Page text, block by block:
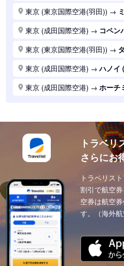
東京 (東京国際空港(羽田))
東京 (東京国際空港(羽田))
東京 (東京国際空港(羽田))
東京 (東京国際空港(羽田))
東京 (東京国際空港(羽田))
東京 (東京国際空港(羽田))→
東京 (東京国際空港(羽田))→
東京 (東京国際空港(羽田))→
東京 (東京国際空港(羽田)) →
東京 (東京国際空港(羽田))→
東京 (東京国際空港(羽田))→
東京 (東京国際空港(羽田))→
東京 (東京国際空港(羽田))→
東京 (東京国際空港(羽田)) →
東京 (成田国際空港) → コペン
東京 (東京国際空港(羽田)) →
東京 (成田国際空港) → ハノイ
東京 (成田国際空港) → ホーチ
東京 (東京国際空港(羽田))→
東京 (成田国際空港) →ドーハ
東京 (成田国際空港) →アブダ
東京 (成田国際空港)→イスタ
東京 (成田国際空港)→ウィー
東京 (成田国際空港) チュー
東京 (成田国際空港)→カイロ
東京 (成田国際空港) →北京 (
トラベリ
さらにお
トラベリス
割引で航空
空券は航空
す。（海外航